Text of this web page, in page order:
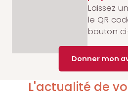
Laissez
le QR
bouton
Donner mon
L'actualité de